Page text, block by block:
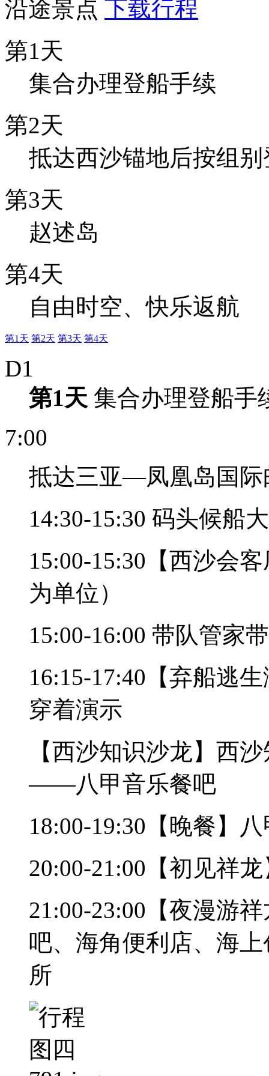
沿途景点 下载行程
第1天
集合办理登船手续
第2天
抵达西沙锚地后按组
第3天
赵述岛
第4天
自由时空、快乐返航
第1天 第2天 第3天 第4天
D1
第1天 集合办理登船手
7:00
抵达三亚—凤凰岛国际
14:30-15:30 码头候船
15:00-15:30【西沙会
为单位）
15:00-16:00 带队管家
16:15-17:40【弃船逃
穿着演示
【西沙知识沙龙】西
——八甲音乐餐吧
18:00-19:30【晚餐】
20:00-21:00【初见祥
21:00-23:00【夜漫游
吧、海角便利店、海
所